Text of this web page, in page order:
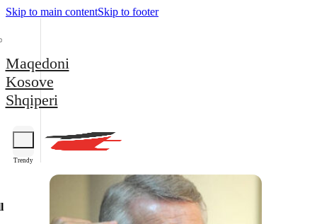
Skip to main contentSkip to footer
Maqedoni
Kosove
Shqiperi
Trendy